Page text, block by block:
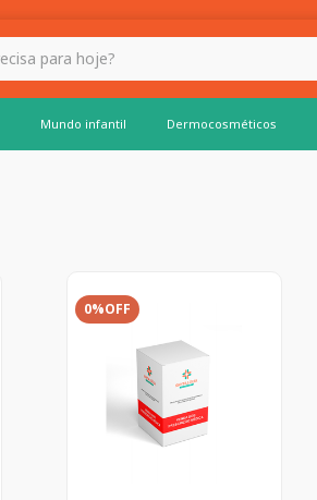
Mundo infantil Dermocosméticos
0%OFF